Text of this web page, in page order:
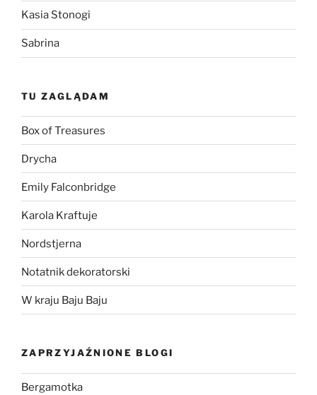
Kasia Stonogi
Sabrina
TU ZAGLĄDAM
Box of Treasures
Drycha
Emily Falconbridge
Karola Kraftuje
Nordstjerna
Notatnik dekoratorski
W kraju Baju Baju
ZAPRZYJAŹNIONE BLOGI
Bergamotka